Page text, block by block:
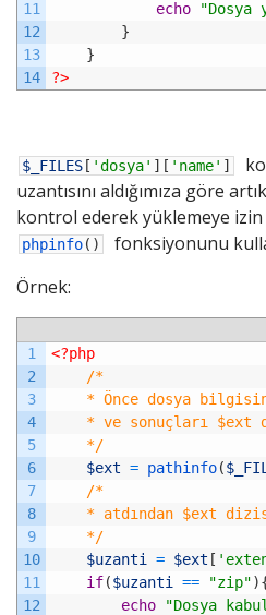
11
12
13
14
echo
}
}
?>
$_FILES [ 'dosya' ] [ 'name' ]
uzantısını aldığımıza göre
kontrol ederek yüklemeye
phpinfo( )
fonksiyonunu
Örnek:
1
2
3
4
5
6
7
8
9
10
11
12
<?php
/*
* Önce dosya
* ve sonuçları $ext
	*/
$ext = pathinfo(
/*
* atdından $ext
	*/
$uzanti
= $ext [
if($uzanti == "zip")
echo
"Dosya